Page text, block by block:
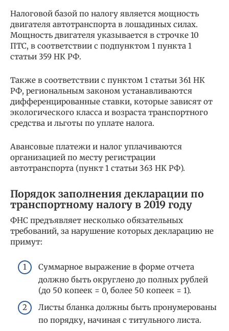
Налоговой базой по налогу является мощность
двигателя автотранспорта в лошадиных силах.
Мощность двигателя указывается в строчке 10
ПТС, в соответствии с подпунктом 1 пункта 1
статьи 359 НК РФ.
Также в соответствии с пунктом 1 статьи 361 НК
РФ, региональным законом устанавливаются
дифференцированные ставки, которые зависят от
экологического класса и возраста транспортного
средства и льготы по уплате налога.
Авансовые платежи и налог уплачиваются
организацией по месту регистрации
автотранспорта (пункт 1 статьи 363 НК РФ).
Порядок заполнения декларации по
транспортному налогу в 2019 году
ФНС предъявляет несколько обязательных
требований, за нарушение которых декларацию не
примут:
Суммарное выражение в форме отчета
должно быть округлено до полных рублей
(до 50 копеек = 0, более 50 копеек = 1).
Листы бланка должны быть пронумерованы
по порядку, начиная с титульного листа.